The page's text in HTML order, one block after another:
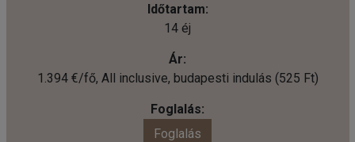
14 éj
1.394 €/fő, All inclusive, budapesti indulás (525 Ft)
Foglalás